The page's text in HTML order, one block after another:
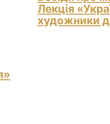
Лекція
художники